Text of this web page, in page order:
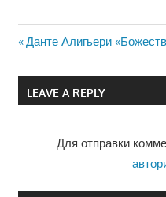
Навигация
по
Previous
Post:
Данте Алигьери
LEAVE A REPLY
Для отправки